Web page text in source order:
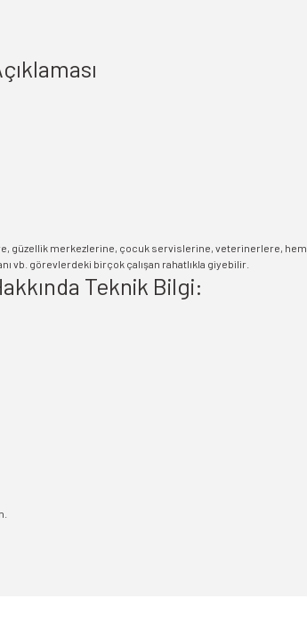
güzellik merkezlerine, çocuk servislerine, veterinerlere,
vb. görevlerdeki birçok çalışan rahatlıkla giyebilir.
Teknik Bilgi: